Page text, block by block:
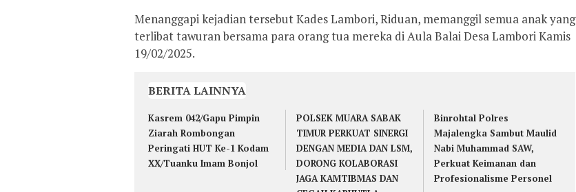
Menanggapi kejadian tersebut Kades Lambori, Riduan, memanggil semua anak yang
terlibat tawuran bersama para orang tua mereka di Aula Balai Desa Lambori Kamis
19/02/2025.
BERITA LAINNYA
Kasrem 042/Gapu Pimpin
Ziarah Rombongan
Peringati HUT Ke-1 Kodam
XX/Tuanku Imam Bonjol
POLSEK MUARA SABAK
TIMUR PERKUAT SINERGI
DENGAN MEDIA DAN LSM,
DORONG KOLABORASI
JAGA KAMTIBMAS DAN
Binrohtal Polres
Majalengka Sambut Maulid
Nabi Muhammad SAW,
Perkuat Keimanan dan
Profesionalisme Personel